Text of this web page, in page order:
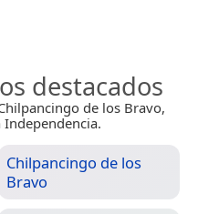
destacados
de los Bravo,
Independencia.
Chilpancingo de los
Bravo